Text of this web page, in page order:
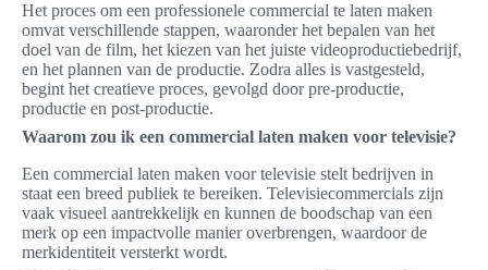
Het proces om een professionele commercial te laten maken
omvat verschillende stappen, waaronder het bepalen van het
doel van de film, het kiezen van het juiste videoproductiebedrijf,
en het plannen van de productie. Zodra alles is vastgesteld,
begint het creatieve proces, gevolgd door pre-productie,
productie en post-productie.
Waarom zou ik een commercial laten maken voor televisie?
Een commercial laten maken voor televisie stelt bedrijven in
staat een breed publiek te bereiken. Televisiecommercials zijn
vaak visueel aantrekkelijk en kunnen de boodschap van een
merk op een impactvolle manier overbrengen, waardoor de
merkidentiteit versterkt wordt.